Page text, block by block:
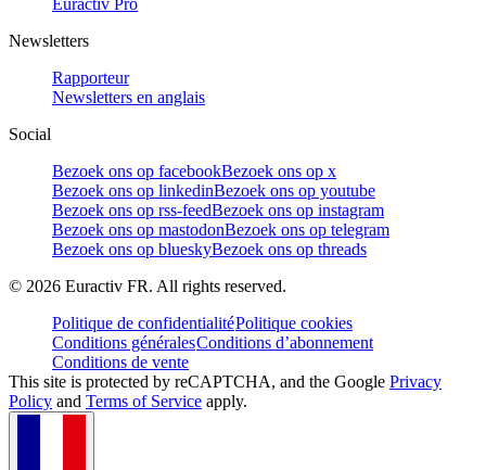
Euractiv Pro
Newsletters
Rapporteur
Newsletters en anglais
Social
Bezoek ons op facebookBezoek ons op x
Bezoek ons op linkedinBezoek ons op youtube
Bezoek ons op rss-feedBezoek ons op instagram
Bezoek ons op mastodonBezoek ons op telegram
Bezoek ons op blueskyBezoek ons op threads
© 2026 Euractiv FR. All rights reserved.
Politique de confidentialitéPolitique cookies
Conditions généralesConditions d’abonnement
Conditions de vente
This site is protected by reCAPTCHA, and the Google Privacy
Policy and Terms of Service apply.